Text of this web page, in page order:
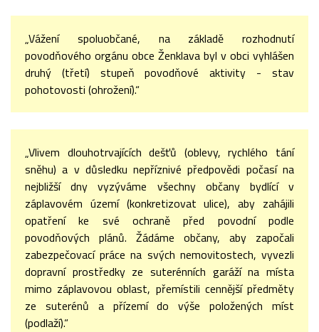
„Vážení spoluobčané, na základě rozhodnutí
povodňového orgánu obce Ženklava byl v obci vyhlášen
druhý (třetí) stupeň povodňové aktivity - stav
pohotovosti (ohrožení).“
„Vlivem dlouhotrvajících dešťů (oblevy, rychlého tání
sněhu) a v důsledku nepříznivé předpovědi počasí na
nejbližší dny vyzýváme všechny občany bydlící v
záplavovém území (konkretizovat ulice), aby zahájili
opatření ke své ochraně před povodní podle
povodňových plánů. Žádáme občany, aby započali
zabezpečovací práce na svých nemovitostech, vyvezli
dopravní prostředky ze suterénních garáží na místa
mimo záplavovou oblast, přemístili cennější předměty
ze suterénů a přízemí do výše položených míst
(podlaží).“